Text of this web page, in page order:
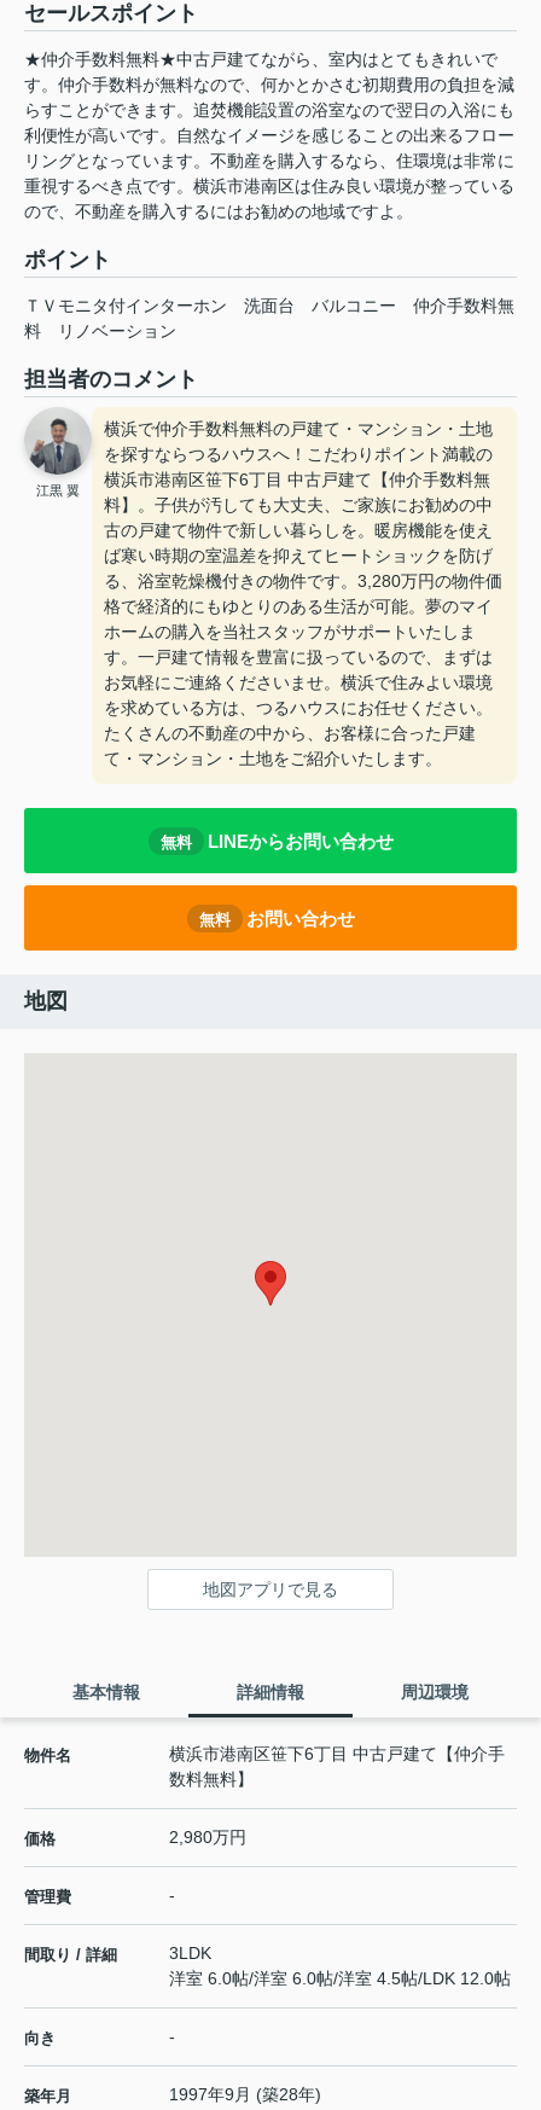
セールスポイント
★仲介手数料無料★中古戸建てながら、室内はとてもきれいで
す。仲介手数料が無料なので、何かとかさむ初期費用の負担を減
らすことができます。追焚機能設置の浴室なので翌日の入浴にも
利便性が高いです。自然なイメージを感じることの出来るフロー
リングとなっています。不動産を購入するなら、住環境は非常に
重視するべき点です。横浜市港南区は住み良い環境が整っている
ので、不動産を購入するにはお勧めの地域ですよ。
ポイント
ＴＶモニタ付インターホン 洗面台 バルコニー
仲介手数料無
料
リノベーション
担当者のコメント
江黒 翼
横浜で仲介手数料無料の戸建て・マンション・土地
を探すならつるハウスへ！こだわりポイント満載の
横浜市港南区笹下6丁目 中古戸建て【仲介手数料無
料】。子供が汚しても大丈夫、ご家族にお勧めの中
古の戸建て物件で新しい暮らしを。暖房機能を使え
ば寒い時期の室温差を抑えてヒートショックを防げ
る、浴室乾燥機付きの物件です。3,280万円の物件価
格で経済的にもゆとりのある生活が可能。夢のマイ
ホームの購入を当社スタッフがサポートいたしま
す。一戸建て情報を豊富に扱っているので、まずは
お気軽にご連絡くださいませ。横浜で住みよい環境
を求めている方は、つるハウスにお任せください。
たくさんの不動産の中から、お客様に合った戸建
て・マンション・土地をご紹介いたします。
無料 LINEからお問い合わせ
無料 お問い合わせ
地図
地図アプリで見る
基本情報 詳細情報 周辺環境
物件名
横浜市港南区笹下6丁目 中古戸建て【仲介手
数料無料】
価格 2,980万円
管理費 -
間取り / 詳細
3LDK
洋室 6.0帖/洋室 6.0帖/洋室 4.5帖/LDK 12.0帖
向き -
築年月 1997年9月 (築28年)